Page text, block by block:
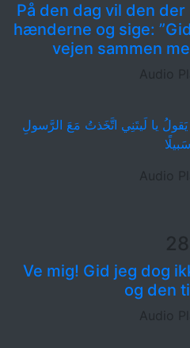
På den dag vil den
hænderne og sige:
vejen sammen
Audio
يا لَيتَنِي اتَّخَذتُ مَعَ الرَّسولِ
سَبيلًا
Audio
28
Ve mig! Gid jeg dog
og den
Audio